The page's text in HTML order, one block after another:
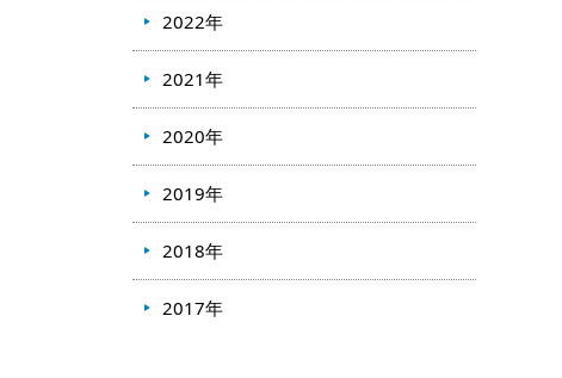
2022年
2021年
2020年
2019年
2018年
2017年